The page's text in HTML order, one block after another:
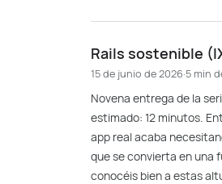
Rails sostenible
15 de junio de 2026·5 min
Novena entrega de la
estimado: 12 minutos.
app real acaba
que se convierta en una
conocéis bien a estas